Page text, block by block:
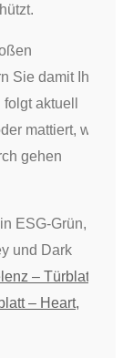
Sie damit Ihr
aktuell
mattiert, wie
gehen
ESG-Grün,
und Dark
– Türblatt
– Heart,